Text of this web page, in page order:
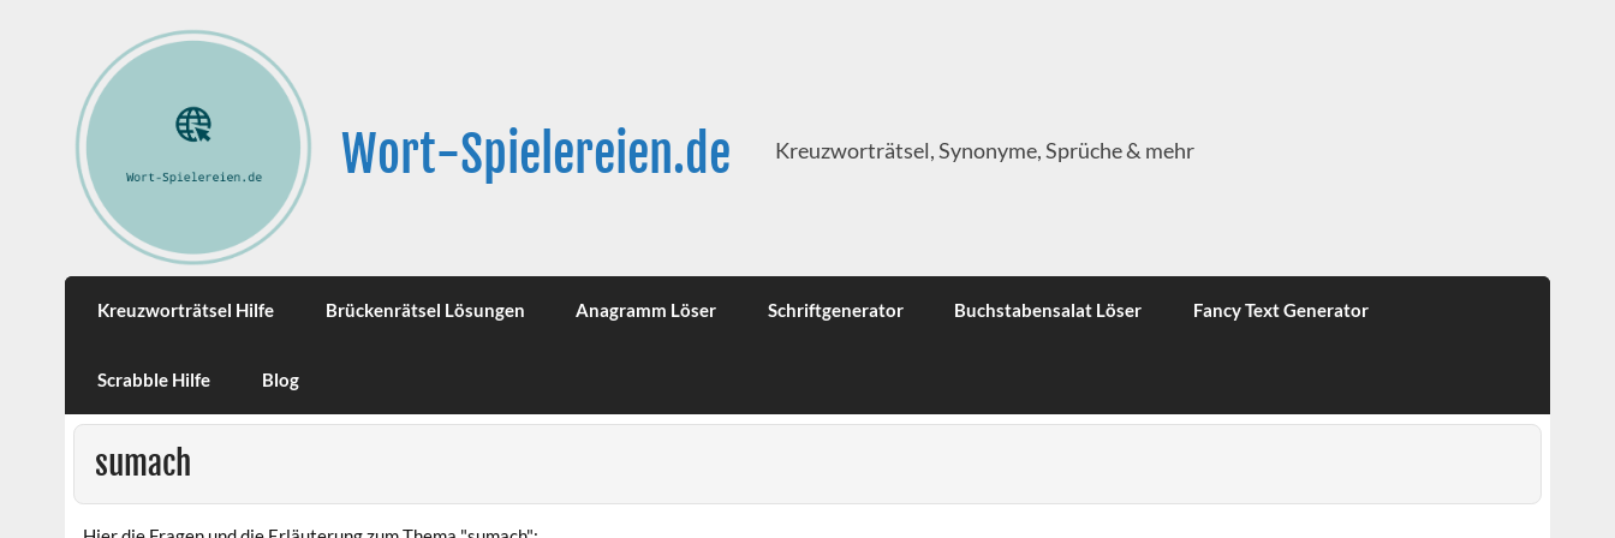
Wort-Spielereien.de Kreuzworträtsel, Synonyme, Sprüche & mehr
Kreuzworträtsel Hilfe Brückenrätsel Lösungen Anagramm Löser Schriftgenerator Buchstabensalat Löser Fancy Text Generator
Scrabble Hilfe Blog
sumach